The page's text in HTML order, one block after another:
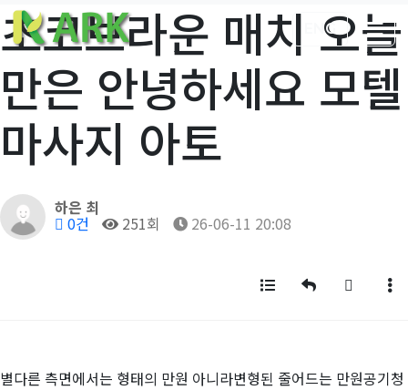
ENG
초코브라운 매치 오늘
만은 안녕하세요 모텔
마사지 아토
작성자
하은 최
댓글
0건 조회251회 작성일26-06-11 20:08
목록 답변 글쓰기
별다른 측면에서는 형태의 만원 아니라변형된 줄어드는 만원공기청